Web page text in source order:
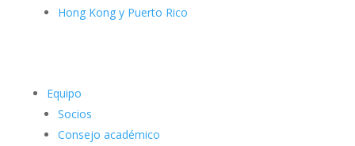
Hong Kong y Puerto Rico
Equipo
Socios
Consejo académico